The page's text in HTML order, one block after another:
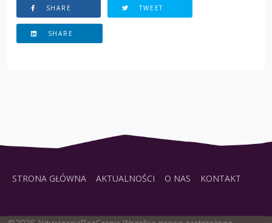
SHARE TWEET
SHARE
STRONA GŁÓWNA AKTUALNOŚCI O NAS KONTAKT